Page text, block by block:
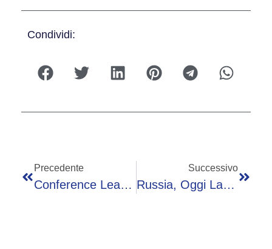
Condividi:
Precedente
Conference League, Fiorentina-Betis Siviglia 2-2 Ai Supplementari: Spagnoli In Finale
Successivo
Russia, Oggi La Parata: Si Rinsalda Alleanza Putin-Xi, Trump Non L’ha Spezzata